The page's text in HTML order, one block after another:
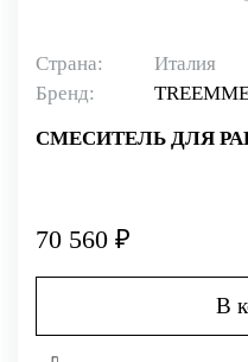
Страна:
Италия
Бренд:
СМЕСИТЕЛЬ ДЛЯ
70 560 ₽
В